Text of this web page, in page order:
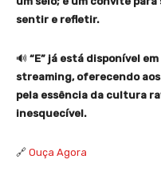
sentir e refletir.
🔊 “E” já está disponível
streaming, oferecendo
pela essência da cultura
inesquecível.
🔗 Ouça Agora